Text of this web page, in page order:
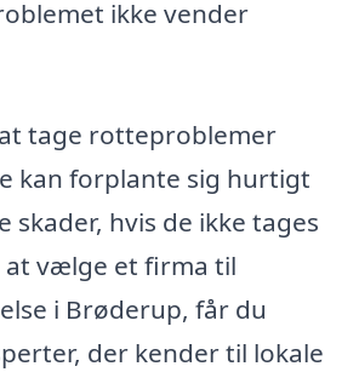
ikke vender
tage rotteproblemer
kan forplante sig hurtigt
skader, hvis de ikke tages
at vælge et firma til
i Brøderup, får du
der kender til lokale